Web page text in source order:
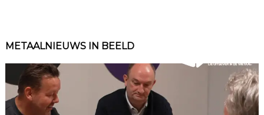
METAALNIEUWS IN BEELD